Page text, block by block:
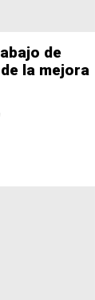
de
la mejora